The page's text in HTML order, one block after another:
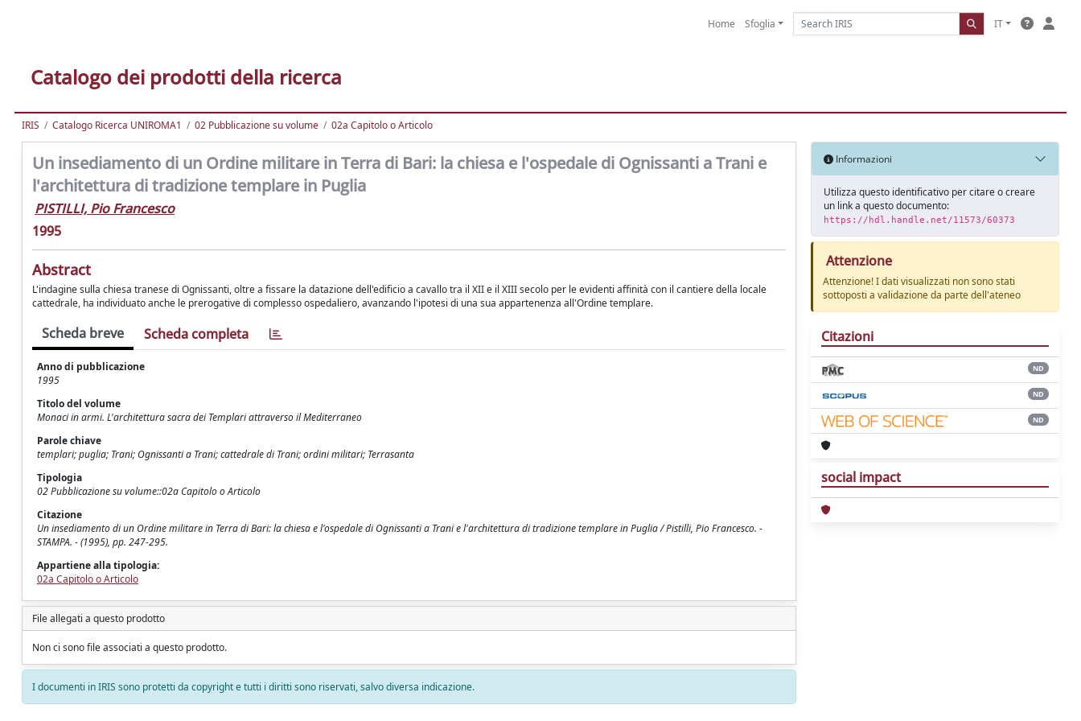
Home Sfoglia IT
Catalogo dei prodotti della ricerca
IRIS Catalogo Ricerca UNIROMA1 02 Pubblicazione su volume 02a Capitolo o Articolo
Un insediamento di un Ordine militare in Terra di Bari: la chiesa e l'ospedale di Ognissanti a Trani e
l'architettura di tradizione templare in Puglia
PISTILLI, Pio Francesco
1995
Abstract
L'indagine sulla chiesa tranese di Ognissanti, oltre a fissare la datazione dell'edificio a cavallo tra il XII e il XIII secolo per le evidenti affinità con il cantiere della locale
cattedrale, ha individuato anche le prerogative di complesso ospedaliero, avanzando l'ipotesi di una sua appartenenza all'Ordine templare.
Scheda breve Scheda completa
Anno di pubblicazione
1995
Titolo del volume
Monaci in armi. L'architettura sacra dei Templari attraverso il Mediterraneo
Parole chiave
templari; puglia; Trani; Ognissanti a Trani; cattedrale di Trani; ordini militari; Terrasanta
Tipologia
02 Pubblicazione su volume::02a Capitolo o Articolo
Citazione
Un insediamento di un Ordine militare in Terra di Bari: la chiesa e l'ospedale di Ognissanti a Trani e l'architettura di tradizione templare in Puglia / Pistilli, Pio Francesco. -
STAMPA. - (1995), pp. 247-295.
Appartiene alla tipologia:
02a Capitolo o Articolo
File allegati a questo prodotto
Non ci sono file associati a questo prodotto.
I documenti in IRIS sono protetti da copyright e tutti i diritti sono riservati, salvo diversa indicazione.
Informazioni
Utilizza questo identificativo per citare o creare
un link a questo documento:
https://hdl.handle.net/11573/60373
Attenzione
Attenzione! I dati visualizzati non sono stati
sottoposti a validazione da parte dell'ateneo
Citazioni
ND
ND
ND
social impact